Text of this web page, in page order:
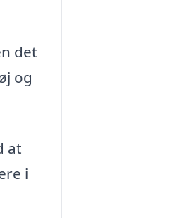
det
og
at
i